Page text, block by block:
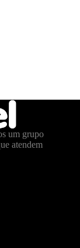
um grupo
atendem